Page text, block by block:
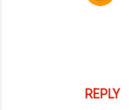
REPLY